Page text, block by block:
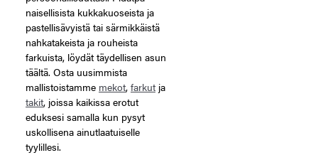
naisellisista kukkakuoseista ja
pastellisävyistä tai särmikkäistä
nahkatakeista ja rouheista
farkuista, löydät täydellisen asun
täältä. Osta uusimmista
mallistoistamme mekot, farkutja
takit, joissa kaikissa erotut
eduksesi samalla kun pysyt
uskollisena ainutlaatuiselle
tyylillesi.